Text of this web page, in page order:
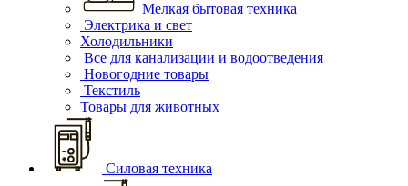
Мелкая бытовая техника
Электрика и свет
Холодильники
Все для канализации и водоотведения
Новогодние товары
Текстиль
Товары для животных
Силовая техника